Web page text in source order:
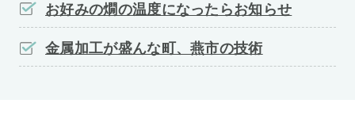
お好みの燗の温度になったらお知らせ
金属加工が盛んな町、燕市の技術